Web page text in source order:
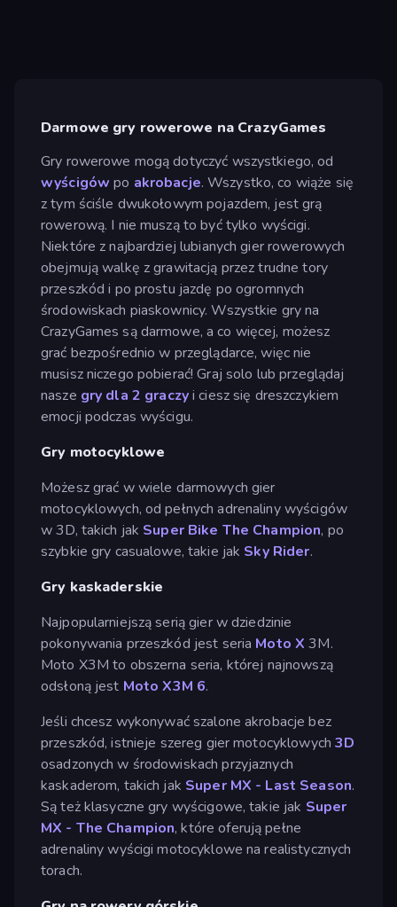
Darmowe gry rowerowe na CrazyGames
Gry rowerowe mogą dotyczyć wszystkiego, od
wyścigówpo akrobacje. Wszystko, co wiąże się
z tym ściśle dwukołowym pojazdem, jest grą
rowerową. I nie muszą to być tylko wyścigi.
Niektóre z najbardziej lubianych gier rowerowych
obejmują walkę z grawitacją przez trudne tory
przeszkód i po prostu jazdę po ogromnych
środowiskach piaskownicy. Wszystkie gry na
CrazyGames są darmowe, a co więcej, możesz
grać bezpośrednio w przeglądarce, więc nie
musisz niczego pobierać! Graj solo lub przeglądaj
nasze gry dla 2 graczyi ciesz się dreszczykiem
emocji podczas wyścigu.
Gry motocyklowe
Możesz grać w wiele darmowych gier
motocyklowych, od pełnych adrenaliny wyścigów
w 3D, takich jak Super Bike The Champion, po
szybkie gry casualowe, takie jak Sky Rider.
Gry kaskaderskie
Najpopularniejszą serią gier w dziedzinie
pokonywania przeszkód jest seria Moto X 3M.
Moto X3M to obszerna seria, której najnowszą
odsłoną jest Moto X3M 6.
Jeśli chcesz wykonywać szalone akrobacje bez
przeszkód, istnieje szereg gier motocyklowych3D
osadzonych w środowiskach przyjaznych
kaskaderom, takich jak Super MX - Last Season.
Są też klasyczne gry wyścigowe, takie jak Super
MX - The Champion, które oferują pełne
adrenaliny wyścigi motocyklowe na realistycznych
torach.